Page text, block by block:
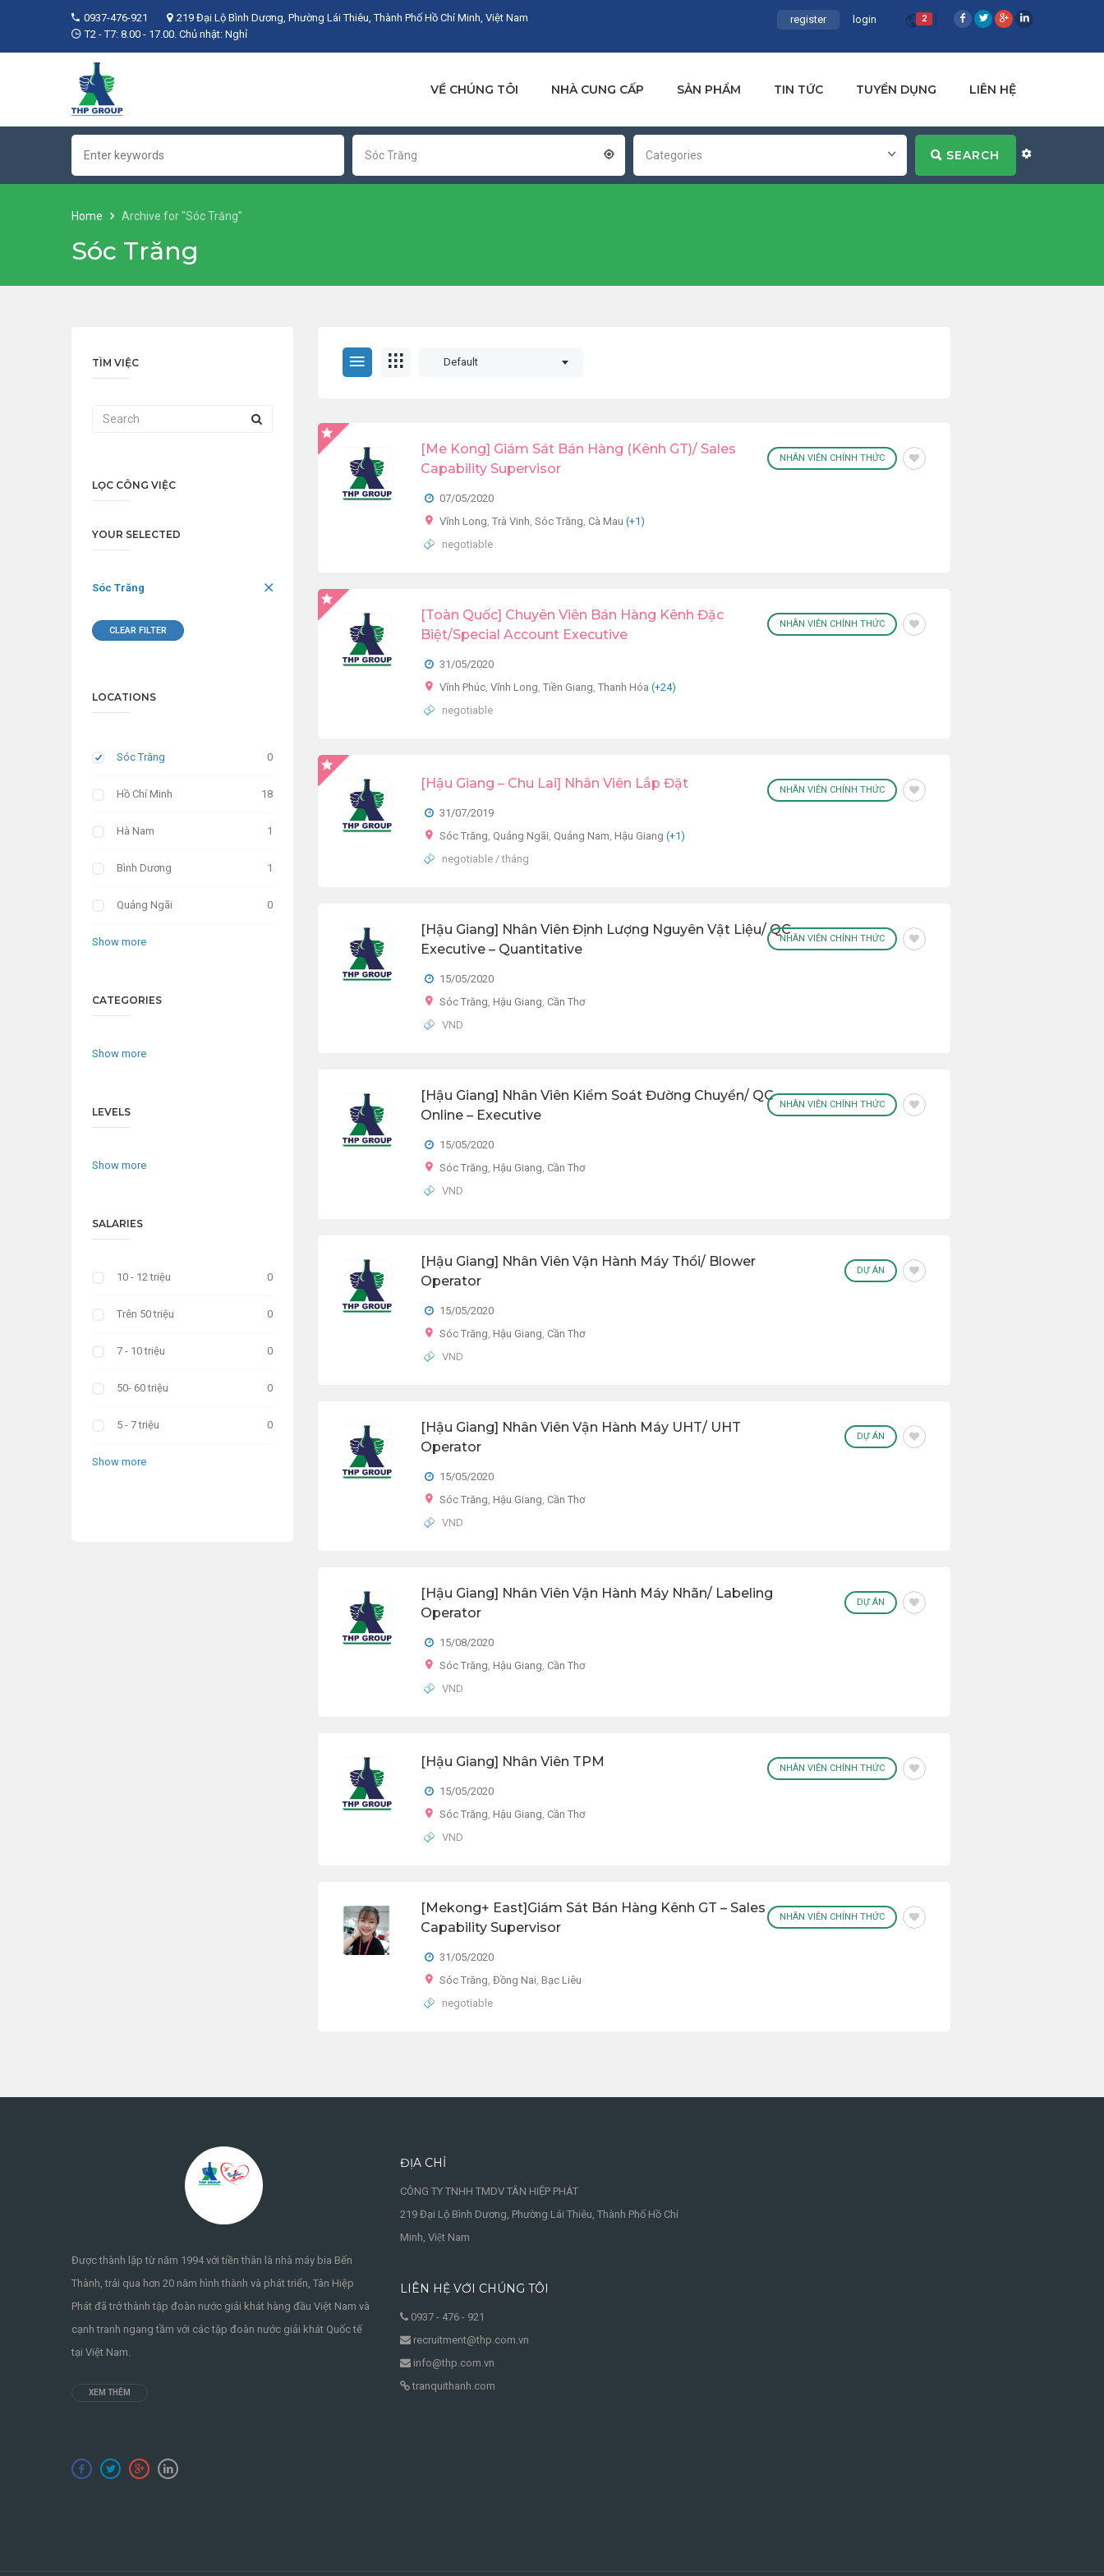
0937-476-921
219 Đại Lộ Bình Dương, Phường Lái Thiêu, Thành Phố Hồ Chí Minh, Việt Nam
T2 - T7: 8.00 - 17.00. Chủ nhật: Nghỉ
2
register login
VỀ CHÚNG TÔI NHÀ CUNG CẤP SẢN PHẨM TIN TỨC TUYỂN DỤNG LIÊN HỆ
Sóc Trăng Categories SEARCH
Home Archive for "Sóc Trăng"
Sóc Trăng
TÌM VIỆC
LỌC CÔNG VIỆC
YOUR SELECTED
Sóc Trăng
CLEAR FILTER
LOCATIONS
Sóc Trăng 0
Hồ Chí Minh 18
Hà Nam 1
Bình Dương 1
Quảng Ngãi 0
Show more
CATEGORIES
Show more
LEVELS
Show more
SALARIES
10 - 12 triệu 0
Trên 50 triệu 0
7 - 10 triệu 0
50- 60 triệu 0
5 - 7 triệu 0
Show more
Default
[Me Kong] Giám Sát Bán Hàng (Kênh GT)/ Sales
Capability Supervisor
07/05/2020
Vĩnh Long, Trà Vinh, Sóc Trăng, Cà Mau (+1)
negotiable
NHÂN VIÊN CHÍNH THỨC
[Toàn Quốc] Chuyên Viên Bán Hàng Kênh Đặc
Biệt/Special Account Executive
31/05/2020
Vĩnh Phúc, Vĩnh Long, Tiền Giang, Thanh Hóa (+24)
negotiable
NHÂN VIÊN CHÍNH THỨC
[Hậu Giang – Chu Lai] Nhân Viên Lắp Đặt
31/07/2019
Sóc Trăng, Quảng Ngãi, Quảng Nam, Hậu Giang (+1)
negotiable / tháng
NHÂN VIÊN CHÍNH THỨC
[Hậu Giang] Nhân Viên Định Lượng Nguyên Vật Liệu/ QC
Executive – Quantitative
15/05/2020
Sóc Trăng, Hậu Giang, Cần Thơ
VND
NHÂN VIÊN CHÍNH THỨC
[Hậu Giang] Nhân Viên Kiểm Soát Đường Chuyền/ QC
Online – Executive
15/05/2020
Sóc Trăng, Hậu Giang, Cần Thơ
VND
NHÂN VIÊN CHÍNH THỨC
[Hậu Giang] Nhân Viên Vận Hành Máy Thổi/ Blower
Operator
15/05/2020
Sóc Trăng, Hậu Giang, Cần Thơ
VND
DỰ ÁN
[Hậu Giang] Nhân Viên Vận Hành Máy UHT/ UHT
Operator
15/05/2020
Sóc Trăng, Hậu Giang, Cần Thơ
VND
DỰ ÁN
[Hậu Giang] Nhân Viên Vận Hành Máy Nhãn/ Labeling
Operator
15/08/2020
Sóc Trăng, Hậu Giang, Cần Thơ
VND
DỰ ÁN
[Hậu Giang] Nhân Viên TPM
15/05/2020
Sóc Trăng, Hậu Giang, Cần Thơ
VND
NHÂN VIÊN CHÍNH THỨC
[Mekong+ East]Giám Sát Bán Hàng Kênh GT – Sales
Capability Supervisor
31/05/2020
Sóc Trăng, Đồng Nai, Bạc Liêu
negotiable
NHÂN VIÊN CHÍNH THỨC
Được thành lập từ năm 1994 với tiền thân là nhà máy bia Bến
Thành, trải qua hơn 20 năm hình thành và phát triển, Tân Hiệp
Phát đã trở thành tập đoàn nước giải khát hàng đầu Việt Nam và
cạnh tranh ngang tầm với các tập đoàn nước giải khát Quốc tế
tại Việt Nam.
XEM THÊM
ĐỊA CHỈ
CÔNG TY TNHH TMDV TÂN HIỆP PHÁT
219 Đại Lộ Bình Dương, Phường Lái Thiêu, Thành Phố Hồ Chí
Minh, Việt Nam
LIÊN HỆ VỚI CHÚNG TÔI
0937 - 476 - 921
recruitment@thp.com.vn
info@thp.com.vn
tranquithanh.com